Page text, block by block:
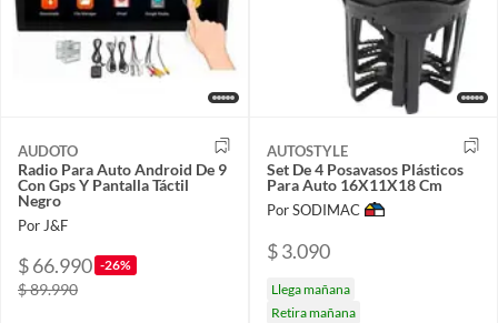
AUDOTO
Radio Para Auto Android De 9
Con Gps Y Pantalla Táctil
Negro
Por J&F
$ 66.990 -26%
$ 89.990
AUTOSTYLE
Set De 4 Posavasos Plásticos
Para Auto 16X11X18 Cm
Por SODIMAC
$ 3.090
Llega mañana
Retira mañana